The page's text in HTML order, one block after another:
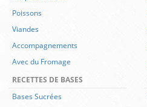
Poissons
Viandes
Accompagnements
Avec du Fromage
RECETTES DE BASES
Bases Sucrées